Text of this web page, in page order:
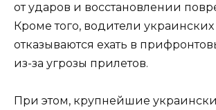
от ударов и восстановлении
Кроме того, водители украинских
отказываются ехать в
из-за угрозы прилетов.
При этом, крупнейшие